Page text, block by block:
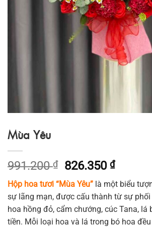
Mùa Yêu
991.200₫
Giá
gốc
là:
991.200 ₫.
826.350₫Giá
hiện
tại
là:
Hộp hoa tươi “Mùa Yêu” là một biểu
sự lãng mạn, được cấu thành từ sự
hoa hồng đỏ, cẩm chướng, cúc Tana, lá
tiền. Mỗi loại hoa và lá trong bó hoa